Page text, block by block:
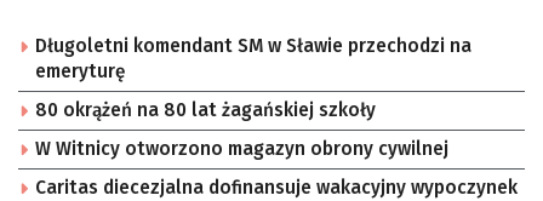
Długoletni komendant SM w Sławie przechodzi na
emeryturę
80 okrążeń na 80 lat żagańskiej szkoły
W Witnicy otworzono magazyn obrony cywilnej
Caritas diecezjalna dofinansuje wakacyjny wypoczynek